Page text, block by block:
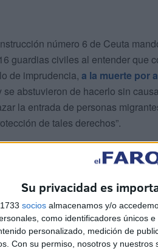
Su privacidad es
socios almacenamos y/o
como identificadores únicos
personalizado, medición de
Con su permiso, nosotros y nuestros
número 6 de Ceuta
guardias civiles al entender que
de imprudencia, a la muerte por
abstuvieron de hacerlo sin
la entrada de personas
de tales derechos”.